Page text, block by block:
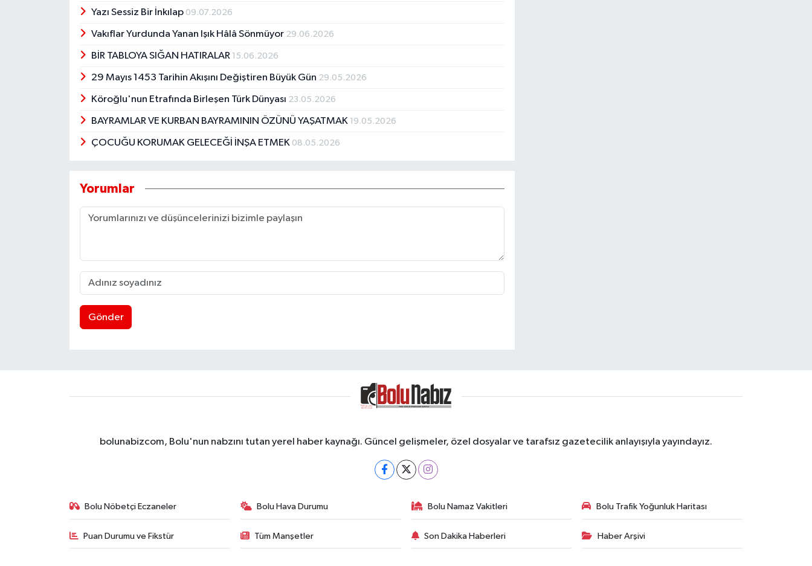
Yazı Sessiz Bir İnkılap 09.07.2026
Vakıflar Yurdunda Yanan Işık Hâlâ Sönmüyor 29.06.2026
BİR TABLOYA SIĞAN HATIRALAR 15.06.2026
29 Mayıs 1453 Tarihin Akışını Değiştiren Büyük Gün 29.05.2026
Köroğlu'nun Etrafında Birleşen Türk Dünyası 23.05.2026
BAYRAMLAR VE KURBAN BAYRAMININ ÖZÜNÜ YAŞATMAK 19.05.2026
ÇOCUĞU KORUMAK GELECEĞİ İNŞA ETMEK 08.05.2026
Yorumlar
Gönder
bolunabizcom, Bolu'nun nabzını tutan yerel haber kaynağı. Güncel gelişmeler, özel dosyalar ve tarafsız gazetecilik anlayışıyla yayındayız.
Bolu Nöbetçi Eczaneler Bolu Hava Durumu Bolu Namaz Vakitleri Bolu Trafik Yoğunluk Haritası
Puan Durumu ve Fikstür Tüm Manşetler Son Dakika Haberleri Haber Arşivi